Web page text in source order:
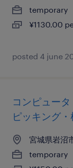
temporary
¥1130.00
posted 4 june
コンピュー
ピッキング
宮城県岩沼
temporary